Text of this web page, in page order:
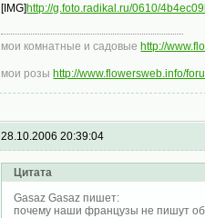
[IMG]http://g.foto.radikal.ru/0610/
мои комнатные и садовые http://
мои розы http://www.flowersweb.info/
28.10.2006 20:39:04
Цитата
Gasaz Gasaz пишет:
почему наши французы не пишут